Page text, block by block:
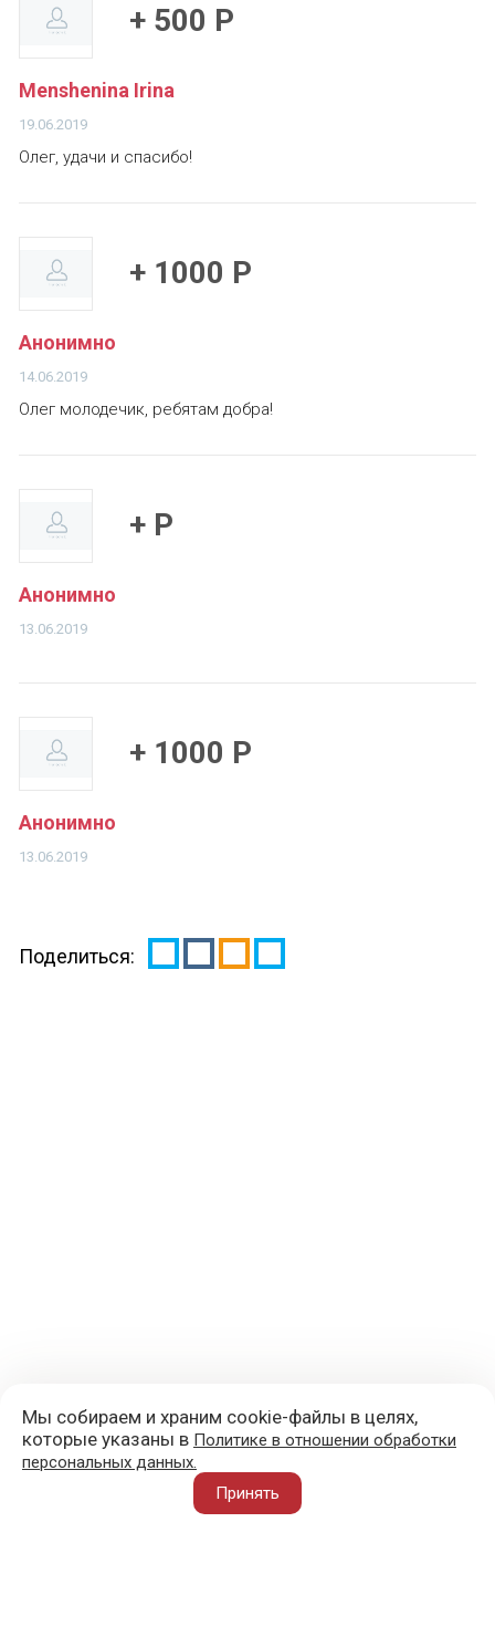
Menshenina Irina
19.06.2019
Олег, удачи и спасибо!
+ 500 Р
Анонимно
14.06.2019
Олег молодечик, ребятам добра!
+ 1000 Р
Анонимно
13.06.2019
+ Р
Анонимно
13.06.2019
+ 1000 Р
Поделиться:
+7 (977) 418-45-00
Мы собираем и храним cookie-файлы в целях,
которые указаны в Политике в отношении обработки
персональных данных.
Принять